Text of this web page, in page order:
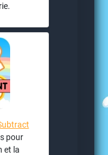
pour
et la